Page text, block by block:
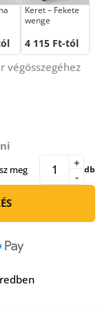
Keret – Fekete
wenge
4 115 Ft-tól
végösszegéhez
meg -
+ db